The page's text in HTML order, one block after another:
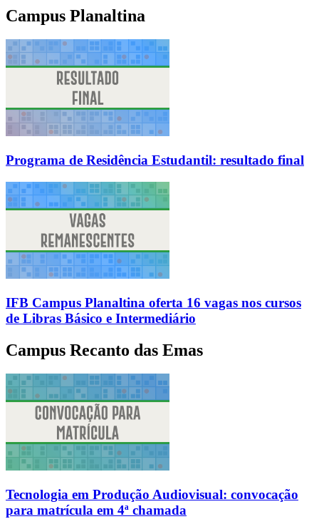
Campus Planaltina
Programa de Residência Estudantil: resultado final
IFB Campus Planaltina oferta 16 vagas nos cursos
de Libras Básico e Intermediário
Campus Recanto das Emas
Tecnologia em Produção Audiovisual: convocação
para matrícula em 4ª chamada